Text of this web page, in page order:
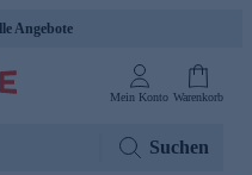
Angebote
Mein Konto Warenkorb
Suchen